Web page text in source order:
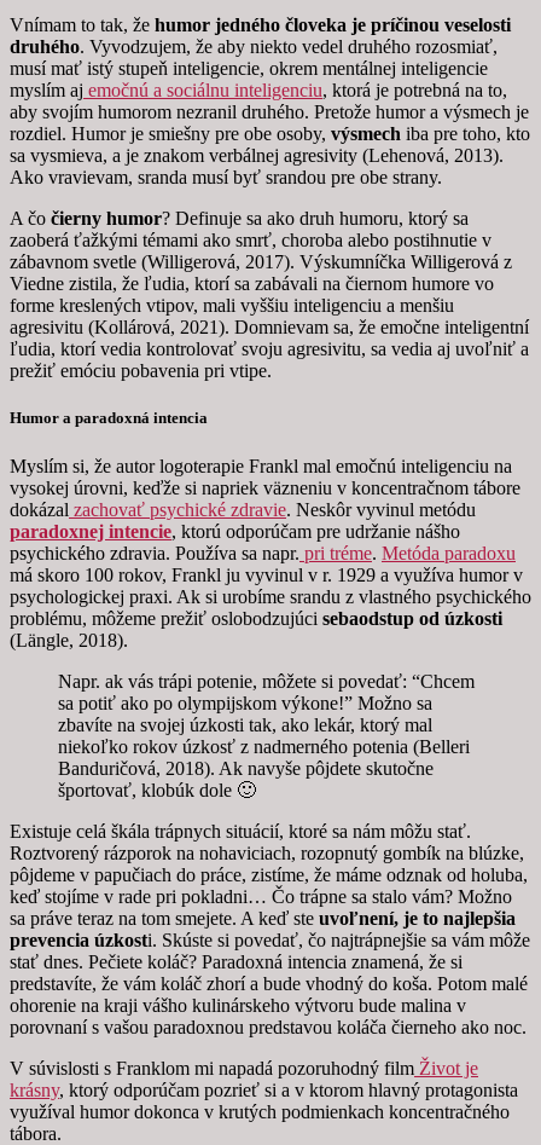
Vnímam to tak, že humor jedného človeka je príčinou veselosti
druhého. Vyvodzujem, že aby niekto vedel druhého rozosmiať,
musí mať istý stupeň inteligencie, okrem mentálnej inteligencie
myslím aj emočnú a sociálnu inteligenciu, ktorá je potrebná na to,
aby svojím humorom nezranil druhého. Pretože humor a výsmech je
rozdiel. Humor je smiešny pre obe osoby, výsmech iba pre toho, kto
sa vysmieva, a je znakom verbálnej agresivity (Lehenová, 2013).
Ako vravievam, sranda musí byť srandou pre obe strany.
A čo čierny humor? Definuje sa ako druh humoru, ktorý sa
zaoberá ťažkými témami ako smrť, choroba alebo postihnutie v
zábavnom svetle (Willigerová, 2017). Výskumníčka Willigerová z
Viedne zistila, že ľudia, ktorí sa zabávali na čiernom humore vo
forme kreslených vtipov, mali vyššiu inteligenciu a menšiu
agresivitu (Kollárová, 2021). Domnievam sa, že emočne inteligentní
ľudia, ktorí vedia kontrolovať svoju agresivitu, sa vedia aj uvoľniť a
prežiť emóciu pobavenia pri vtipe.
Humor a paradoxná intencia
Myslím si, že autor logoterapie Frankl mal emočnú inteligenciu na
vysokej úrovni, keďže si napriek väzneniu v koncentračnom tábore
dokázal zachovať psychické zdravie. Neskôr vyvinul metódu
paradoxnej intencie, ktorú odporúčam pre udržanie nášho
psychického zdravia. Používa sa napr. pri tréme. Metóda paradoxu
má skoro 100 rokov, Frankl ju vyvinul v r. 1929 a využíva humor v
psychologickej praxi. Ak si urobíme srandu z vlastného psychického
problému, môžeme prežiť oslobodzujúci sebaodstup od úzkosti
(Längle, 2018).
Napr. ak vás trápi potenie, môžete si povedať: “Chcem
sa potiť ako po olympijskom výkone!” Možno sa
zbavíte na svojej úzkosti tak, ako lekár, ktorý mal
niekoľko rokov úzkosť z nadmerného potenia (Belleri
Banduričová, 2018). Ak navyše pôjdete skutočne
športovať, klobúk dole 🙂
Existuje celá škála trápnych situácií, ktoré sa nám môžu stať.
Roztvorený rázporok na nohaviciach, rozopnutý gombík na blúzke,
pôjdeme v papučiach do práce, zistíme, že máme odznak od holuba,
keď stojíme v rade pri pokladni… Čo trápne sa stalo vám? Možno
sa práve teraz na tom smejete. A keď ste uvoľnení, je to najlepšia
prevencia úzkosti. Skúste si povedať, čo najtrápnejšie sa vám môže
stať dnes. Pečiete koláč? Paradoxná intencia znamená, že si
predstavíte, že vám koláč zhorí a bude vhodný do koša. Potom malé
ohorenie na kraji vášho kulinárskeho výtvoru bude malina v
porovnaní s vašou paradoxnou predstavou koláča čierneho ako noc.
V súvislosti s Franklom mi napadá pozoruhodný film Život je
krásny, ktorý odporúčam pozrieť si a v ktorom hlavný protagonista
využíval humor dokonca v krutých podmienkach koncentračného
tábora.